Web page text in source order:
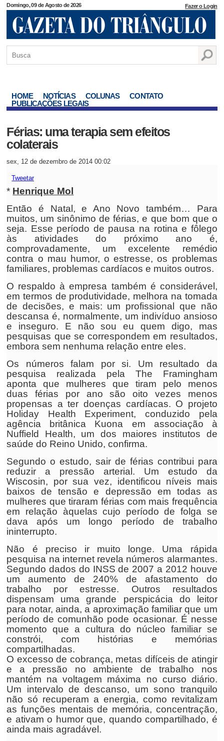
Domingo, 09 de Agosto de 2026 Fazer o Login
HOME NOTÍCIAS COLUNAS
CONTATO
PUBLICAÇÕES LEGAIS
Férias: uma terapia sem efeitos
colaterais
sex, 12 de dezembro de 2014 00:02
Tweetar
* Henrique Mol
Então é Natal, e Ano Novo também… Para
muitos, um sinônimo de férias, e que bom que o
seja. Esse período de pausa na rotina e fôlego
às atividades do próximo ano é,
comprovadamente, um excelente remédio
contra o mau humor, o estresse, os problemas
familiares, problemas cardíacos e muitos outros.
O respaldo à empresa também é considerável,
em termos de produtividade, melhora na tomada
de decisões, e mais: um profissional que não
descansa é, normalmente, um indivíduo ansioso
e inseguro. E não sou eu quem digo, mas
pesquisas que se correspondem em resultados,
embora sem nenhuma relação entre eles.
Os números falam por si. Um resultado da
pesquisa realizada pela The Framingham
aponta que mulheres que tiram pelo menos
duas férias por ano são oito vezes menos
propensas a ter doenças cardíacas. O projeto
Holiday Health Experiment, conduzido pela
agência britânica Kuona em associação à
Nuffield Health, um dos maiores institutos de
saúde do Reino Unido, confirma.
Segundo o estudo, sair de férias contribui para
reduzir a pressão arterial. Um estudo da
Wiscosin, por sua vez, identificou níveis mais
baixos de tensão e depressão em todas as
mulheres que tiraram férias com mais frequência
em relação àquelas cujo período de folga se
dava após um longo período de trabalho
ininterrupto.
Não é preciso ir muito longe. Uma rápida
pesquisa na internet revela números alarmantes.
Segundo dados do INSS de 2007 a 2012 houve
um aumento de 240% de afastamento do
trabalho por estresse. Outros resultados
dispensam uma grande perspicácia do leitor
para notar, ainda, a aproximação familiar que um
período de comunhão pode ocasionar. É nesse
momento que a cultura do núcleo familiar se
constrói, com histórias e memórias
compartilhadas.
O excesso de cobrança, metas difíceis de atingir
e a pressão no ambiente de trabalho nos
mantém na voltagem máxima no curso diário.
Um intervalo de descanso, um sono tranquilo
não só recuperam a energia, como revitalizam
as funções mentais de memória, concentração,
e ativam o humor que, quando compartilhado, é
ainda mais agradável.